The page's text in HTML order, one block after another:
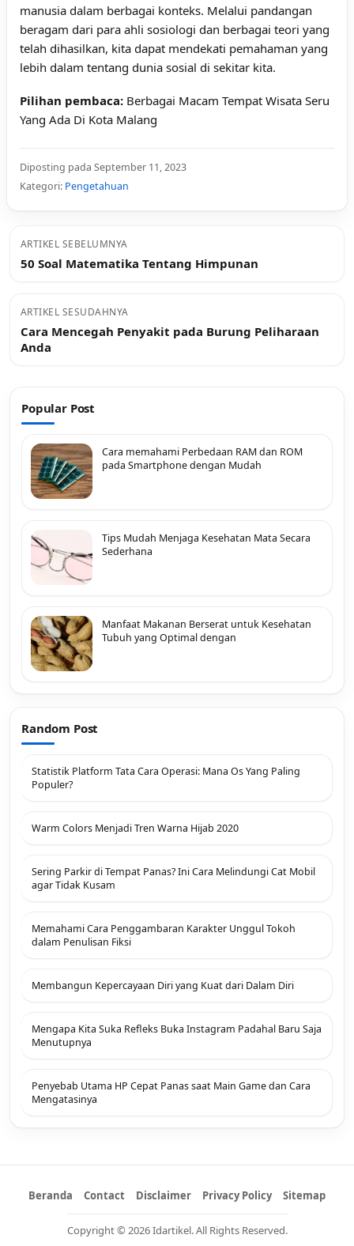
manusia dalam berbagai konteks. Melalui pandangan
beragam dari para ahli sosiologi dan berbagai teori yang
telah dihasilkan, kita dapat mendekati pemahaman yang
lebih dalam tentang dunia sosial di sekitar kita.
Pilihan pembaca: Berbagai Macam Tempat Wisata Seru
Yang Ada Di Kota Malang
Diposting pada September 11, 2023
Kategori: Pengetahuan
ARTIKEL SEBELUMNYA
50 Soal Matematika Tentang Himpunan
ARTIKEL SESUDAHNYA
Cara Mencegah Penyakit pada Burung Peliharaan
Anda
Popular Post
Cara memahami Perbedaan RAM dan ROM
pada Smartphone dengan Mudah
Tips Mudah Menjaga Kesehatan Mata Secara
Sederhana
Manfaat Makanan Berserat untuk Kesehatan
Tubuh yang Optimal dengan
Random Post
Statistik Platform Tata Cara Operasi: Mana Os Yang Paling
Populer?
Warm Colors Menjadi Tren Warna Hijab 2020
Sering Parkir di Tempat Panas? Ini Cara Melindungi Cat Mobil
agar Tidak Kusam
Memahami Cara Penggambaran Karakter Unggul Tokoh
dalam Penulisan Fiksi
Membangun Kepercayaan Diri yang Kuat dari Dalam Diri
Mengapa Kita Suka Refleks Buka Instagram Padahal Baru Saja
Menutupnya
Penyebab Utama HP Cepat Panas saat Main Game dan Cara
Mengatasinya
Beranda Contact Disclaimer Privacy Policy Sitemap
Copyright © 2026 Idartikel. All Rights Reserved.